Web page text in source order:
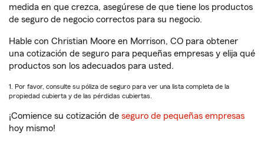
medida en que crezca, asegúrese de que tiene los productos
de seguro de negocio correctos para su negocio.
Hable con Christian Moore en Morrison, CO para obtener
una cotización de seguro para pequeñas empresas y elija qué
productos son los adecuados para usted.
1. Por favor, consulte su póliza de seguro para ver una lista completa de la
propiedad cubierta y de las pérdidas cubiertas.
¡Comience su cotización de seguro de pequeñas empresas
hoy mismo!